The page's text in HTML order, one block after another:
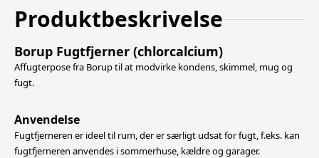
Produktbeskrivelse
Borup Fugtfjerner (chlorcalcium)
Affugterpose fra Borup til at modvirke kondens, skimmel, mug og
fugt.
Anvendelse
Fugtfjerneren er ideel til rum, der er særligt udsat for fugt, f.eks. kan
fugtfjerneren anvendes i sommerhuse, kældre og garager.